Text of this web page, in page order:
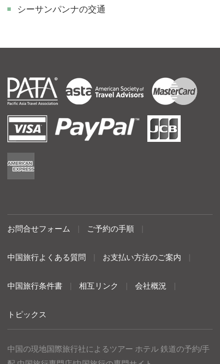
シーサンパンナの交通
お問合せフォーム ご予約の手順
中国旅行よくある質問 お支払い方法のご案内
中国旅行条件書 相互リンク 会社概況
トピックス
中国の現地国際旅行社によるツアー ホテル 鉄道の予約/手